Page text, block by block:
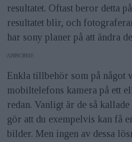
resultatet. Oftast beror detta
resultatet blir, och
har sony planer på att ändra
ANNONS
Enkla tillbehör som på något
mobiltelefons kamera på ett
redan. Vanligt är de så
gör att du exempelvis kan få
bilder. Men ingen av dessa